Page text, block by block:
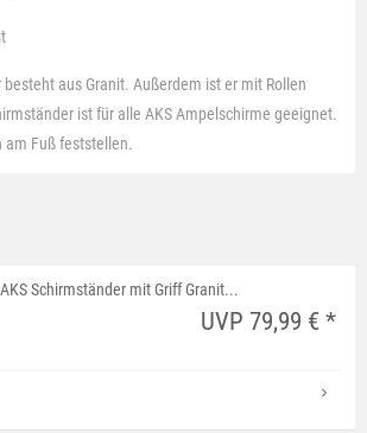
aus Granit. Außerdem ist er mit Rollen
ist für alle AKS Ampelschirme geeignet.
am Fuß feststellen.
AKS Schirmständer mit Griff Granit...
UVP 79,99 € *